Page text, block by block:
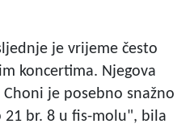
je vrijeme često
koncertima. Njegova
je posebno snažno
br. 8 u fis-molu", bila